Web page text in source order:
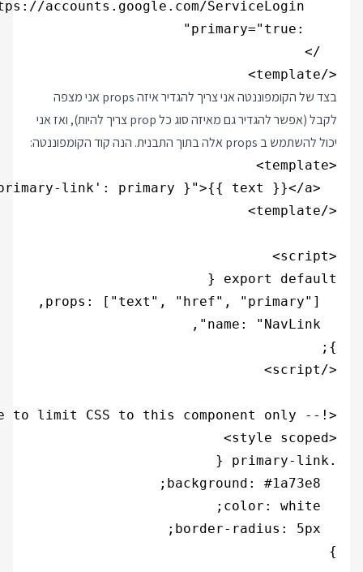
</template>
בצד של הקומפוננטה אני צריך להגדיר איזה props אני מצפה
לקבל (אפשר להגדיר גם מאיזה סוג כל prop צריך להיות), ואז אני
יכול להשתמש ב props אלה בתוך התבנית. הנה קוד הקומפוננטה: